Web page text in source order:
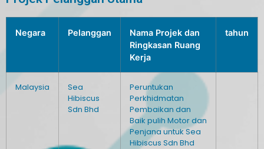
Negara Pelanggan
Nama Projek dan
Ringkasan Ruang
Kerja
tahun
Malaysia
Sea
Hibiscus
Sdn Bhd
Peruntukan
Perkhidmatan
Pembaikan dan
Baik pulih Motor dan
Penjana untuk Sea
Hibiscus Sdn Bhd